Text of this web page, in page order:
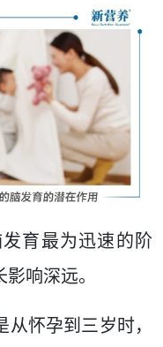
育最为迅速的阶
响深远。
怀孕到三岁时，